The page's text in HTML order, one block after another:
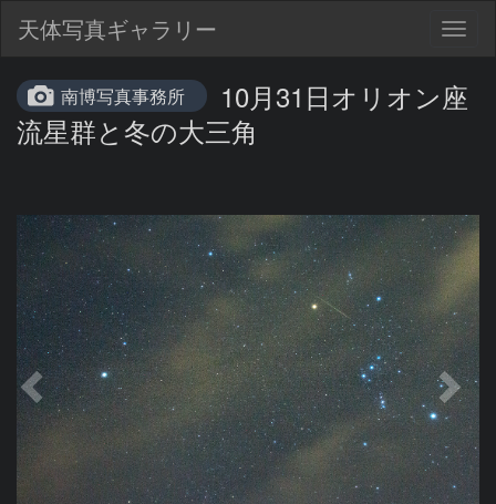
天体写真ギャラリー
南博写真事務所
10月31日オリオン座
流星群と冬の大三角